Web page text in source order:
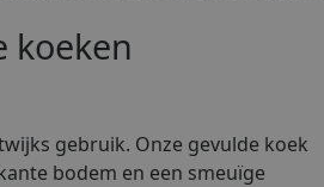
koeken
gebruik. Onze gevulde koek
bodem en een smeuïge